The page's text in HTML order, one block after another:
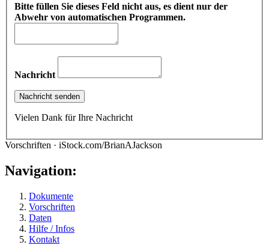
Bitte füllen Sie dieses Feld nicht aus, es dient nur der
Abwehr von automatischen Programmen.
Nachricht
Vielen Dank für Ihre Nachricht
Vorschriften · iStock.com/BrianAJackson
Navigation:
Dokumente
Vorschriften
Daten
Hilfe / Infos
Kontakt